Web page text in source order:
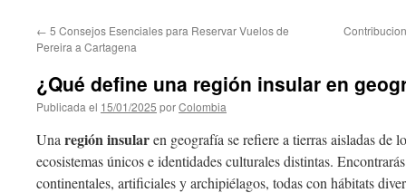
← 5 Consejos Esenciales para Reservar Vuelos de
Pereira a Cartagena
¿Qué define una región insular en
Publicada el 15/01/2025 porColombia
Una región insularen geografía se refiere a tierras aisladas de
ecosistemas únicos e identidades culturales distintas.
continentales, artificiales y archipiélagos, todas con hábitats